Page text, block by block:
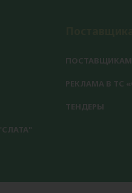
РЕКЛАМА В ТС
ТЕНДЕРЫ